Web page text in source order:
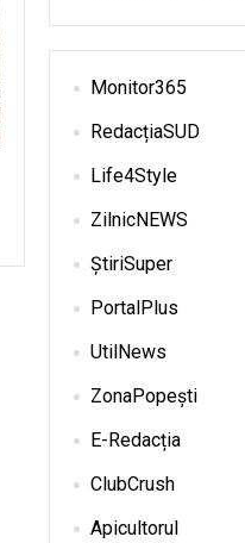
Monitor365
RedacțiaSUD
Life4Style
ZilnicNEWS
ȘtiriSuper
PortalPlus
UtilNews
ZonaPopești
E-Redacția
ClubCrush
Apicultorul